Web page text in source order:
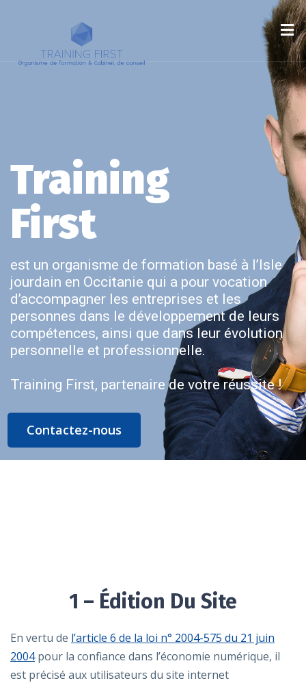
Training
First
est un organisme de formation basé à l’Isle
jourdain en Occitanie qui a pour vocation
d’accompagner les entreprises et les
personnes dans le développement de leurs
compétences, ainsi que dans leur évolution
personnelle et professionnelle.
Training First, partenaire de votre réussite !
Contactez-nous
1 – Édition Du Site
En vertu de l’article 6 de la loi n° 2004-575 du 21 juin
2004pour la confiance dans l’économie numérique, il
est précisé aux utilisateurs du site internet